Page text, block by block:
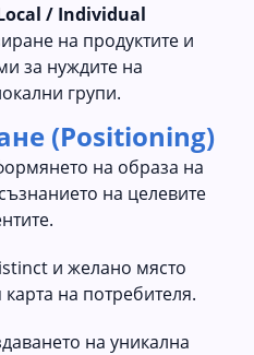
/ Individual
на продуктите и
за нуждите на
групи.
(Positioning)
на образа на
на целевите
и желано място
на потребителя.
на уникална